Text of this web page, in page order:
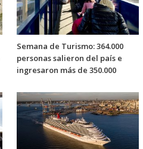
Semana de Turismo: 364.000
personas salieron del país e
ingresaron más de 350.000